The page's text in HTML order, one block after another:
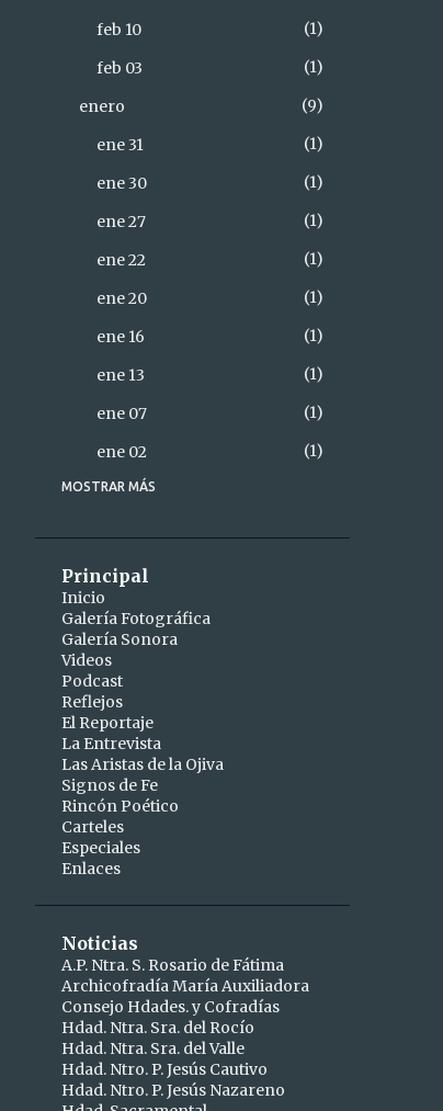
feb 10
1
feb 03
1
enero
9
ene 31
1
ene 30
1
ene 27
1
ene 22
1
ene 20
1
ene 16
1
ene 13
1
ene 07
1
ene 02
1
2021
dic 28
dic 26
abril
abr 15
abr 10
marzo
mar 25
mar 24
mar 19
mar 16
1
mar 11
mar 09
mar 06
mar 04
febrero
MOSTRAR MÁS
Principal
Inicio
Galería Fotográfica
Galería Sonora
Videos
Podcast
Reflejos
El Reportaje
La Entrevista
Las Aristas de la Ojiva
Signos de Fe
Rincón Poético
Carteles
Especiales
Enlaces
Noticias
A.P. Ntra. S. Rosario de Fátima
Archicofradía María Auxiliadora
Consejo Hdades. y Cofradías
Hdad. Ntra. Sra. del Rocío
Hdad. Ntra. Sra. del Valle
Hdad. Ntro. P. Jesús Cautivo
Hdad. Ntro. P. Jesús Nazareno